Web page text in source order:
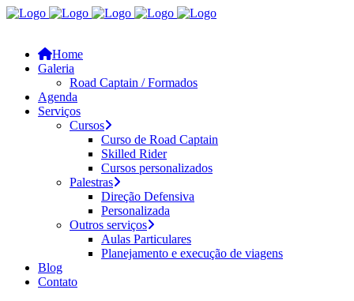
Home
Galeria
Road Captain / Formados
Agenda
Serviços
Cursos
Curso de Road Captain
Skilled Rider
Cursos personalizados
Palestras
Direção Defensiva
Personalizada
Outros serviços
Aulas Particulares
Planejamento e execução de viagens
Blog
Contato